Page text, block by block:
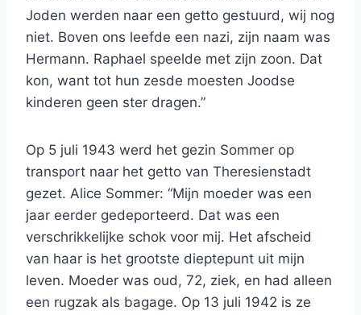
Joden werden naar een getto gestuurd, wij nog
niet. Boven ons leefde een nazi, zijn naam was
Hermann. Raphael speelde met zijn zoon. Dat
kon, want tot hun zesde moesten Joodse
kinderen geen ster dragen.”
Op 5 juli 1943 werd het gezin Sommer op
transport naar het getto van Theresienstadt
gezet. Alice Sommer: “Mijn moeder was een
jaar eerder gedeporteerd. Dat was een
verschrikkelijke schok voor mij. Het afscheid
van haar is het grootste dieptepunt uit mijn
leven. Moeder was oud, 72, ziek, en had alleen
een rugzak als bagage. Op 13 juli 1942 is ze